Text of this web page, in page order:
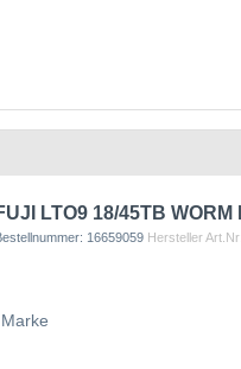
LTO9 18/45TB
16659059 Hersteller Art.Nr:
Marke